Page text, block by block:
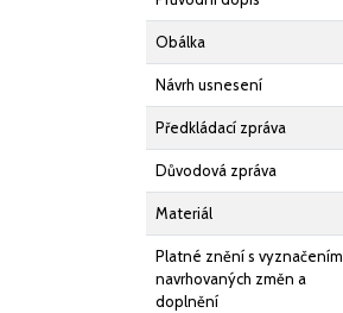
Obálka
Návrh usnesení
Předkládací zpráva
Důvodová zpráva
Materiál
Platné znění s vyznačením
navrhovaných změn a
doplnění